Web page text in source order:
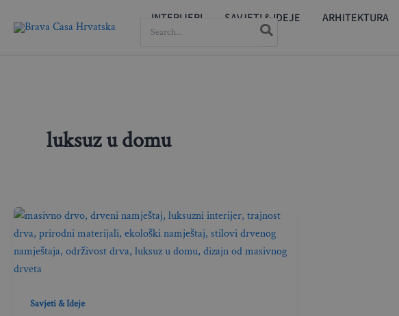
INTERIJERI SAVJETI & IDEJE ARHITEKTURA
FOR:
luksuz u domu
Savjeti & Ideje